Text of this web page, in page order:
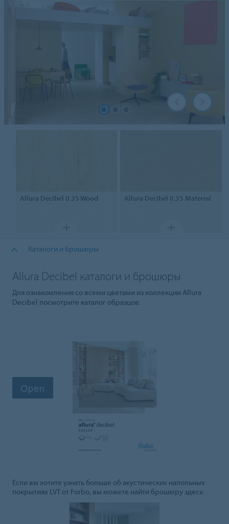
Allura Decibel 0.35 Wood Allura Decibel 0.35 Material
Каталоги и Брошюры
Allura Decibel каталоги и брошюры
Для ознакомления со всеми цветами из коллекции Allura
Decibel посмотрите каталог образцов:
Если вы хотите узнать больше об акустических напольных
покрытиях LVT от Forbo, вы можете найти брошюру здесь: